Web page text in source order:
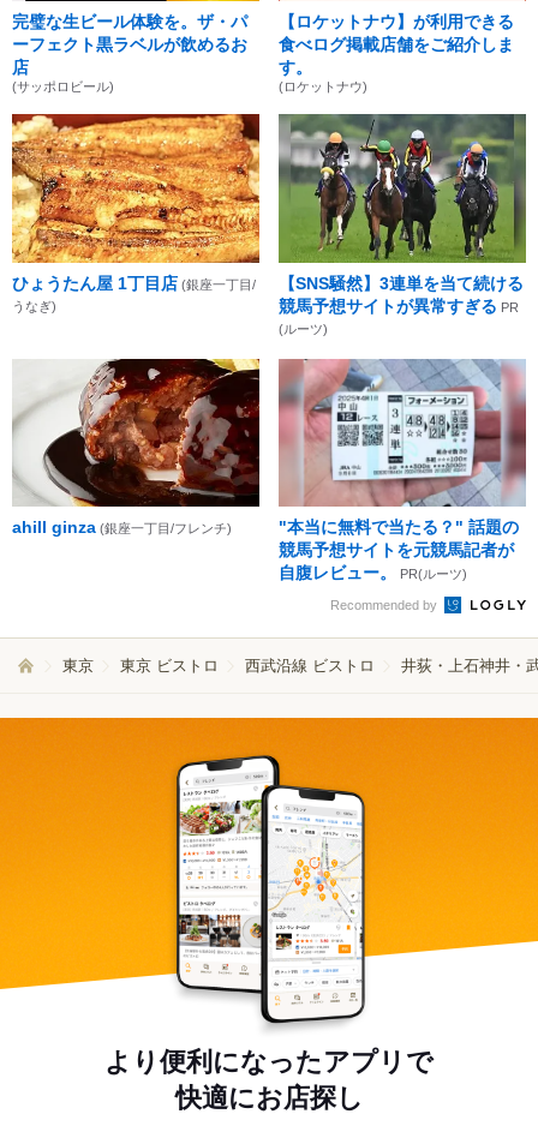
完璧な生ビール体験を。ザ・パ
ーフェクト黒ラベルが飲めるお
店
(サッポロビール)
【ロケットナウ】が利用できる
食べログ掲載店舗をご紹介しま
す。
(ロケットナウ)
ひょうたん屋 1丁目店 (銀座一丁目/
うなぎ)
【SNS騒然】3連単を当て続ける
競馬予想サイトが異常すぎる PR
(ルーツ)
ahill ginza (銀座一丁目/フレンチ)
"本当に無料で当たる？" 話題の
競馬予想サイトを元競馬記者が
自腹レビュー。
PR(ルーツ)
Recommended by
東京 東京 ビストロ 西武沿線 ビストロ 井荻・上石神井・
より便利になったアプリで
快適にお店探し